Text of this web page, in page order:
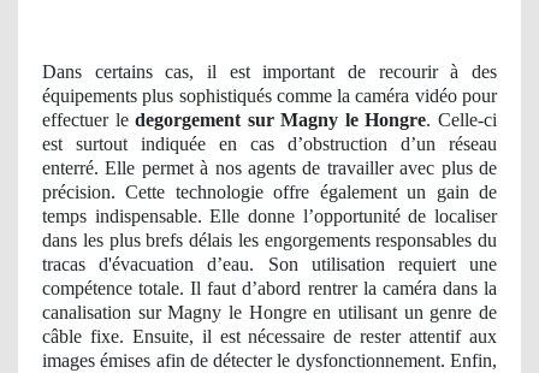
Dans certains cas, il est important de recourir à des
équipements plus sophistiqués comme la caméra vidéo pour
effectuer ledegorgement sur Magny le Hongre. Celle-ci
est surtout indiquée en cas d’obstruction d’un réseau
enterré. Elle permet à nos agents de travailler avec plus de
précision. Cette technologie offre également un gain de
temps indispensable. Elle donne l’opportunité de localiser
dans les plus brefs délais les engorgements responsables du
tracas d'évacuation d’eau. Son utilisation requiert une
compétence totale. Il faut d’abord rentrer la caméra dans la
canalisation sur Magny le Hongre en utilisant un genre de
câble fixe. Ensuite, il est nécessaire de rester attentif aux
images émises afin de détecter le dysfonctionnement. Enfin,